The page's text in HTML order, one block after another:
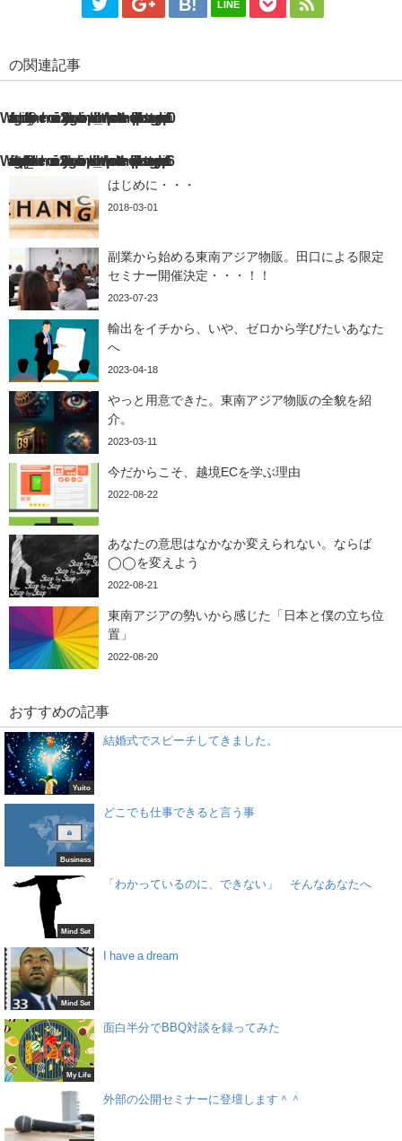
LINE
の関連記事
Warning: Undefined array key 0 in/home/emuninim22/yuitotaguchi.com/public_html/wp-content/themes/diver/lib/parts/posts-category.php10
Warning: Attempt to read property "cat_ID" on null in /home/emuninim22/yuitotaguchi.com/public_html/wp-content/themes/diver/lib/parts/posts-category.php16
はじめに・・・
2018-03-01
副業から始める東南アジア物販。田口による限定
セミナー開催決定・・・！！
2023-07-23
輸出をイチから、いや、ゼロから学びたいあなた
へ
2023-04-18
やっと用意できた。東南アジア物販の全貌を紹
介。
2023-03-11
今だからこそ、越境ECを学ぶ理由
2022-08-22
あなたの意思はなかなか変えられない。ならば
◯◯を変えよう
2022-08-21
東南アジアの勢いから感じた「日本と僕の立ち位
置」
2022-08-20
おすすめの記事
Yuito
結婚式でスピーチしてきました。
Business
どこでも仕事できると言う事
Mind Set
「わかっているのに、できない」 そんなあなたへ
Mind Set
I have a dream
My Life
面白半分でBBQ対談を録ってみた
外部の公開セミナーに登壇します＾＾